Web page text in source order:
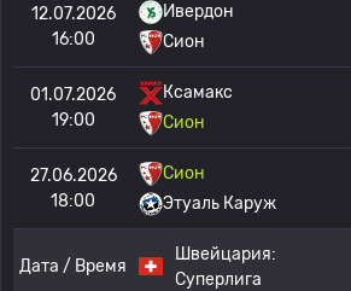
12.07.2026
16:00
Ивердон
Сион
01.07.2026
19:00
Ксамакс
Сион
27.06.2026
18:00
Сион
Этуаль Каруж
Дата / Время
Швейцария:
Суперлига